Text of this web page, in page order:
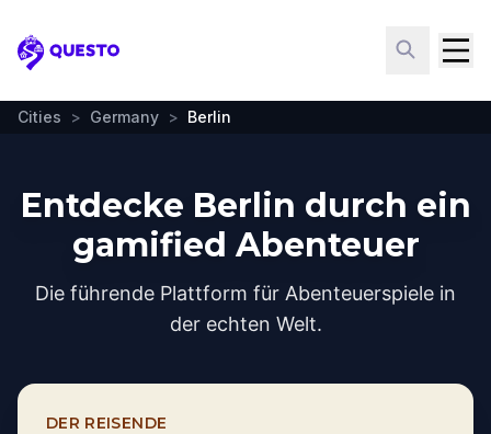
Questo
Cities > Germany > Berlin
Entdecke Berlin durch ein
gamified Abenteuer
Die führende Plattform für Abenteuerspiele in
der echten Welt.
DER REISENDE